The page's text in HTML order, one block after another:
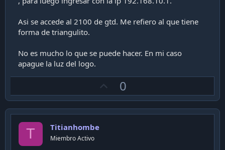
Asi se accede al 2100 de gtd. Me refiero al que tiene
forma de triangulito.
No es mucho lo que se puede hacer. En mi caso
apague la luz del logo.
p
v
0
T Titianhombe
Miembro Activo